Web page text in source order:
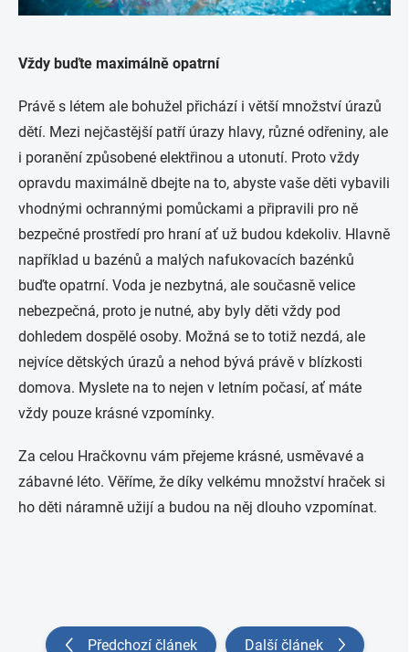
Vždy buďte maximálně opatrní
Právě s létem ale bohužel přichází i větší množství úrazů
dětí. Mezi nejčastější patří úrazy hlavy, různé odřeniny, ale
i poranění způsobené elektřinou a utonutí. Proto vždy
opravdu maximálně dbejte na to, abyste vaše děti vybavili
vhodnými ochrannými pomůckami a připravili pro ně
bezpečné prostředí pro hraní ať už budou kdekoliv. Hlavně
například u bazénů a malých nafukovacích bazénků
buďte opatrní. Voda je nezbytná, ale současně velice
nebezpečná, proto je nutné, aby byly děti vždy pod
dohledem dospělé osoby. Možná se to totiž nezdá, ale
nejvíce dětských úrazů a nehod bývá právě v blízkosti
domova. Myslete na to nejen v letním počasí, ať máte
vždy pouze krásné vzpomínky.
Za celou Hračkovnu vám přejeme krásné, usměvavé a
zábavné léto. Věříme, že díky velkému množství hraček si
ho děti náramně užijí a budou na něj dlouho vzpomínat.
Předchozí článek Další článek